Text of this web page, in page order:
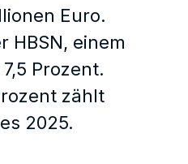
Euro.
HBSN, einem
Prozent.
zählt
2025.